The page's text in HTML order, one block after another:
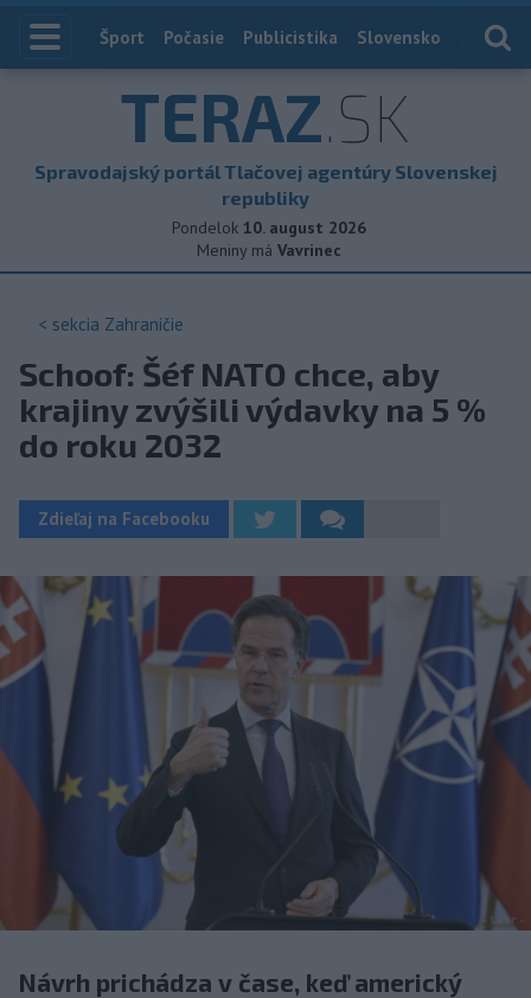
Index
Šport Počasie Publicistika Slovensko
TERAZ.SK
Spravodajský portál Tlačovej agentúry Slovenskej
republiky
Pondelok 10. august 2026
Meniny má Vavrinec
< sekcia Zahraničie
Schoof: Šéf NATO chce, aby
krajiny zvýšili výdavky na 5 %
do roku 2032
Zdieľaj na Facebooku
Návrh prichádza v čase, keď americký